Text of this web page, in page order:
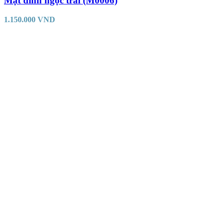
1.150.000 VND